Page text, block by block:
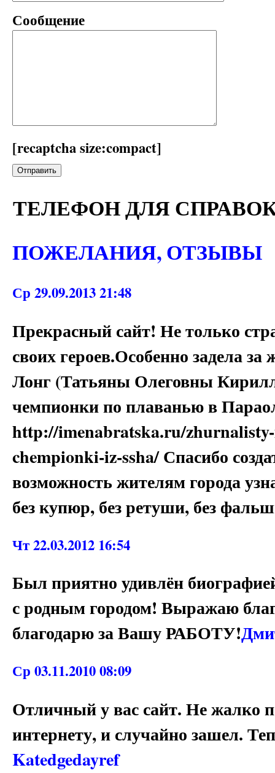
Сообщение
[recaptcha size:compact]
ТЕЛЕФОН ДЛЯ
ПОЖЕЛАНИЯ, ОТЗЫВЫ
Ср 29.09.2013 21:48
Прекрасный сайт! Не только
своих героев.Особенно задела
Лонг (Татьяны Олеговны
чемпионки по плаванью в
http://imenabratska.ru/
chempionki-iz-ssha/ Спасибо
возможность жителям города
без купюр, без ретуши, без
Чт 22.03.2012 16:54
Был приятно удивлён
с родным городом! Выражаю
благодарю за Вашу РАБОТУ!
Ср 03.11.2010 08:09
Отличный у вас сайт. Не жалко
интернету, и случайно зашел.
Katedgedayref